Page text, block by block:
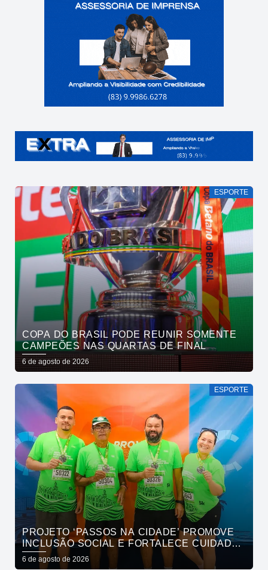
ESPORTE
COPA DO BRASIL PODE REUNIR SOMENTE
CAMPEÕES NAS QUARTAS DE FINAL
6 de agosto de 2026
ESPORTE
PROJETO ‘PASSOS NA CIDADE’ PROMOVE
INCLUSÃO SOCIAL E FORTALECE CUIDADO
EM SAÚDE MENTAL POR MEIO DA CORRIDA
6 de agosto de 2026